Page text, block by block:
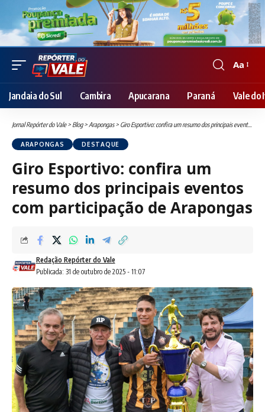
Font
Resizer
Aa
Jandaia do Sul Cambira Apucarana Paraná Vale do
Jornal Repórter do Vale> Blog>Arapongas> Giro Esportivo: confira um resumo dos principais eventos com participação de Arapongas
ARAPONGAS DESTAQUE
Giro Esportivo: confira um
resumo dos principais eventos
com participação de Arapongas
Publicada: 31 de outubro de 2025 - 11:07
Redação Repórter do Vale